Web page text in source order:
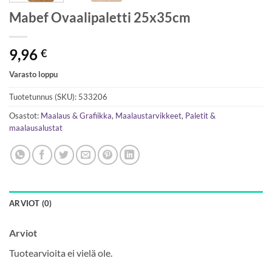
Mabef Ovaalipaletti 25x35cm
9,96 €
Varasto loppu
Tuotetunnus (SKU): 533206
Osastot: Maalaus & Grafiikka, Maalaustarvikkeet, Paletit &
maalausalustat
ARVIOT (0)
Arviot
Tuotearvioita ei vielä ole.